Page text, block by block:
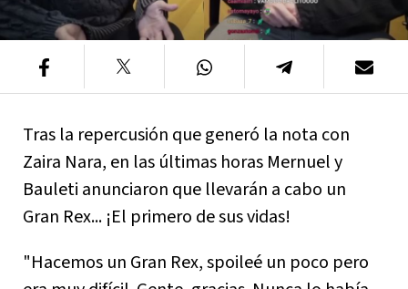
Tras la repercusión que generó la nota con
Zaira Nara, en las últimas horas Mernuel y
Bauleti anunciaron que llevarán a cabo un
Gran Rex... ¡El primero de sus vidas!
"Hacemos un Gran Rex, spoileé un poco pero